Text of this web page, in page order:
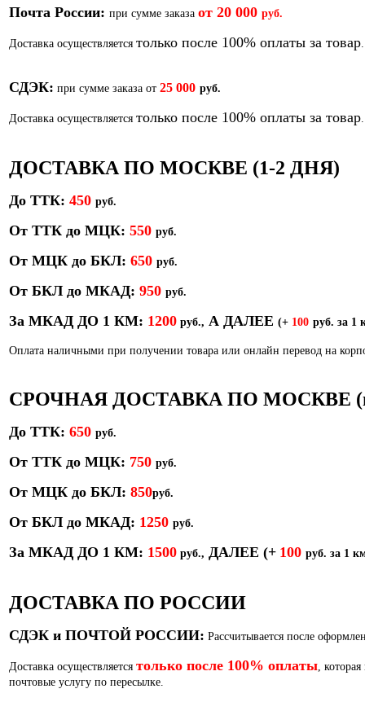
Почта России: при сумме заказа от 20 000 руб.
Доставка осуществляется только после 100% оплаты за товар.
СДЭК: при сумме заказа от 25 000 руб.
Доставка осуществляется только после 100% оплаты за товар.
ДОСТАВКА ПО МОСКВЕ (1-2 ДНЯ)
До ТТК: 450 руб.
От ТТК до МЦК: 550 руб.
От МЦК до БКЛ: 650 руб.
От БКЛ до МКАД: 950 руб.
За МКАД ДО 1 КМ: 1200 руб., А ДАЛЕЕ (+ 100 руб. за 1
Оплата наличными при получении товара или онлайн перевод на
СРОЧНАЯ ДОСТАВКА ПО МОСКВЕ (в
До ТТК: 650 руб.
От ТТК до МЦК: 750 руб.
От МЦК до БКЛ: 850руб.
От БКЛ до МКАД: 1250 руб.
За МКАД ДО 1 КМ: 1500 руб., ДАЛЕЕ (+ 100 руб. за 1
ДОСТАВКА ПО РОССИИ
СДЭК и ПОЧТОЙ РОССИИ: Рассчитывается после
Доставка осуществляется только после 100% оплаты,
почтовые услугу по пересылке.